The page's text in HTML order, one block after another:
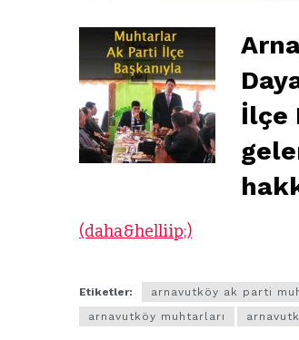
İlçe
(daha&helliip;)
Etiketler: arnavutköy ak parti
arnavutköy muhtarları